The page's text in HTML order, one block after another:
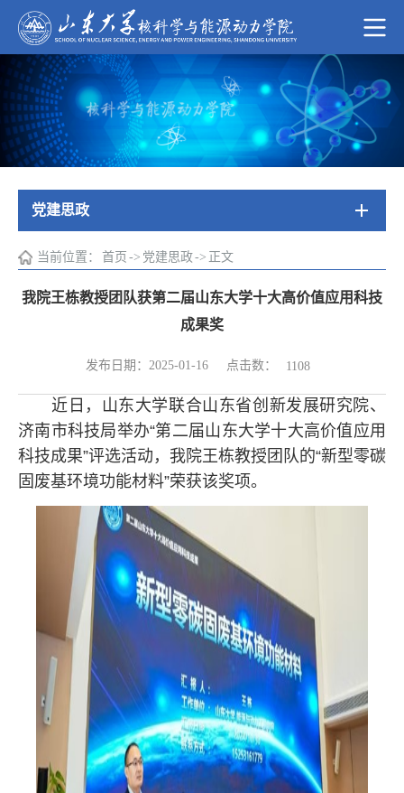
党建思政
当前位置： 首页 -> 党建思政-> 正文
我院王栋教授团队获第二届山东大学十大高价值应用科技
成果奖
发布日期：2025-01-16 点击数： 1108
近日，山东大学联合山东省创新发展研究院、
济南市科技局举办“第二届山东大学十大高价值应用
科技成果”评选活动，我院王栋教授团队的“新型零碳
固废基环境功能材料”荣获该奖项。